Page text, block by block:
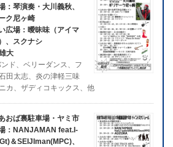
：琴演奏・大川義秋、
ク尼ヶ崎
広場：曖昧味（アイマ
、スクナシ
大
ンド、ベリーダンス、フ
田太志、炎の津軽三味
カ、ザディコキックス、他
おば裏駐車場・ヤミ市
：NANJAMAN feat.I-
＆SEIJIman(MPC)、